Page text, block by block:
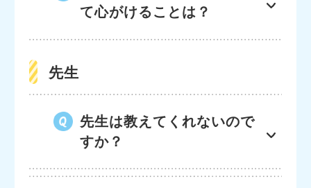
て心がけることは？
先生
先生は教えてくれないので
すか？